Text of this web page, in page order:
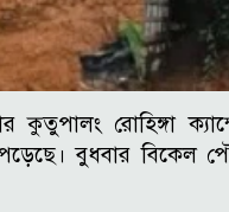
কুতুপালং রোহিঙ্গা
বুধবার বিকেল